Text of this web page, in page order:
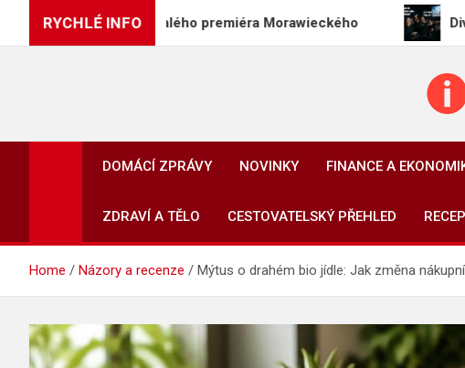
RYCHLÉ INFO
včetně bývalého premiéra Morawieckého Divácký
DOMÁCÍ ZPRÁVY NOVINKY FINANCE A
ZDRAVÍ A TĚLO CESTOVATELSKÝ PŘEHLED
Home Názory a recenze Mýtus o drahém bio jídle: Jak změna